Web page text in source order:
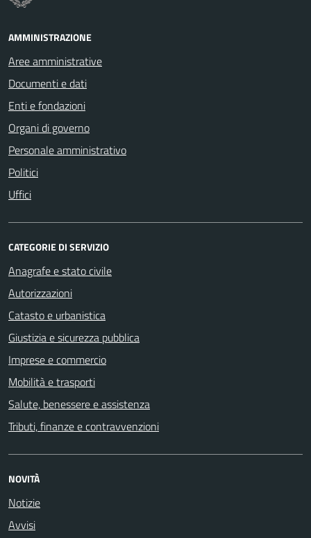
AMMINISTRAZIONE
Aree amministrative
Documenti e dati
Enti e fondazioni
Organi di governo
Personale amministrativo
Politici
Uffici
CATEGORIE DI SERVIZIO
Anagrafe e stato civile
Autorizzazioni
Catasto e urbanistica
Giustizia e sicurezza pubblica
Imprese e commercio
Mobilità e trasporti
Salute, benessere e assistenza
Tributi, finanze e contravvenzioni
NOVITÀ
Notizie
Avvisi